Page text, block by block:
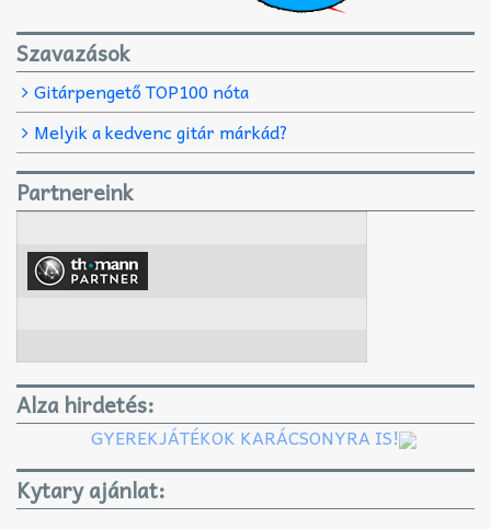
Szavazások
Gitárpengető TOP100 nóta
Melyik a kedvenc gitár márkád?
Partnereink
Alza hirdetés:
GYEREKJÁTÉKOK KARÁCSONYRA IS!
Kytary ajánlat: